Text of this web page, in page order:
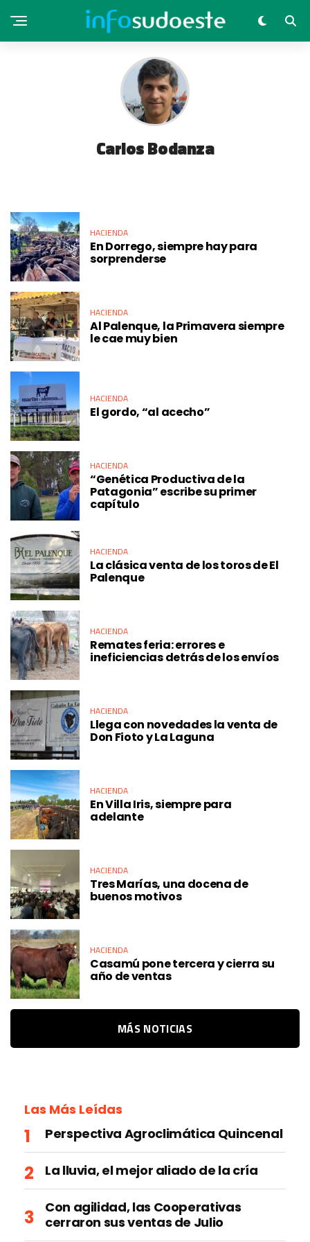
Carlos Bodanza
HACIENDA
En Dorrego, siempre hay para
sorprenderse
HACIENDA
Al Palenque, la Primavera siempre
le cae muy bien
HACIENDA
El gordo, “al acecho”
HACIENDA
“Genética Productiva de la
Patagonia” escribe su primer
capítulo
HACIENDA
La clásica venta de los toros de El
Palenque
HACIENDA
Remates feria: errores e
ineficiencias detrás de los envíos
HACIENDA
Llega con novedades la venta de
Don Fioto y La Laguna
HACIENDA
En Villa Iris, siempre para
adelante
HACIENDA
Tres Marías, una docena de
buenos motivos
HACIENDA
Casamú pone tercera y cierra su
año de ventas
MÁS NOTICIAS
Las Más Leídas
Perspectiva Agroclimática Quincenal
La lluvia, el mejor aliado de la cría
Con agilidad, las Cooperativas
cerraron sus ventas de Julio